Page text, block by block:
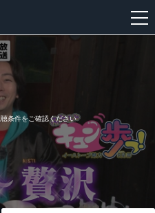
条件をご確認ください